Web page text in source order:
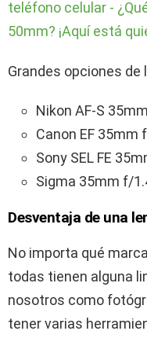
Grandes opciones de
Nikon AF-S
Canon EF 35mm
Sony SEL FE
Sigma 35mm f/
Desventaja de una
No importa qué
todas tienen alguna
nosotros como
tener varias